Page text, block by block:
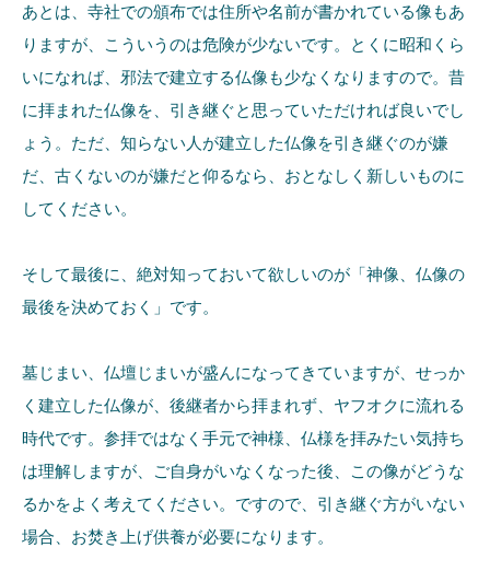
あとは、寺社での頒布では住所や名前が書かれている像もあ
りますが、こういうのは危険が少ないです。とくに昭和くら
いになれば、邪法で建立する仏像も少なくなりますので。昔
に拝まれた仏像を、引き継ぐと思っていただければ良いでし
ょう。ただ、知らない人が建立した仏像を引き継ぐのが嫌
だ、古くないのが嫌だと仰るなら、おとなしく新しいものに
してください。
そして最後に、絶対知っておいて欲しいのが「神像、仏像の
最後を決めておく」です。
墓じまい、仏壇じまいが盛んになってきていますが、せっか
く建立した仏像が、後継者から拝まれず、ヤフオクに流れる
時代です。参拝ではなく手元で神様、仏様を拝みたい気持ち
は理解しますが、ご自身がいなくなった後、この像がどうな
るかをよく考えてください。ですので、引き継ぐ方がいない
場合、お焚き上げ供養が必要になります。